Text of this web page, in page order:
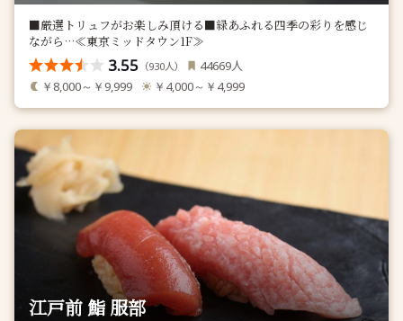
■厳選トリュフがお楽しみ頂ける■緑あふれる四季の彩りを感じ
ながら…≪東京ミッドタウン1F≫
3.55 （930人） 44669人
￥8,000～￥9,999 ￥4,000～￥4,999
江戸前 鮨 服部